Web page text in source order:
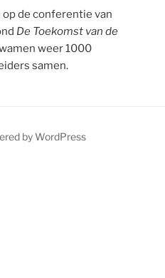
de conferentie van
De Toekomst van de
weer 1000
samen.
by WordPress